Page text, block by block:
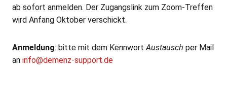
ab sofort anmelden. Der Zugangslink zum Zoom-Treffen
wird Anfang Oktober verschickt.
Anmeldung: bitte mit dem Kennwort Austausch per Mail
an info@demenz-support.de